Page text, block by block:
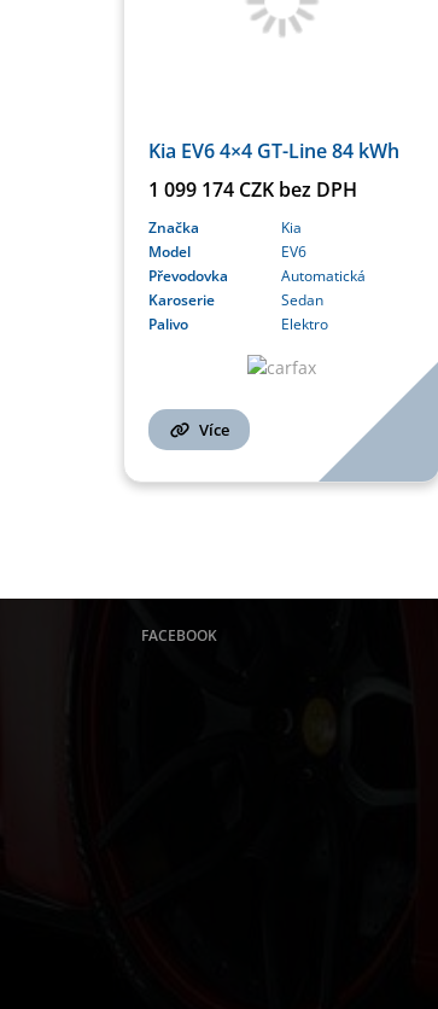
Kia EV6 4×4 GT-Line 84 kWh
1 099 174 CZK bez DPH
Značka
Kia
Model
EV6
Převodovka
Automatická
Karoserie
Sedan
Palivo
Elektro
Více
FACEBOOK